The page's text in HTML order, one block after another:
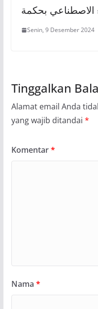
الاصطناعي بحكمة
Senin, 9 Desember 2024
Tinggalkan
Alamat email Anda
yang wajib ditandai *
Komentar*
Nama *